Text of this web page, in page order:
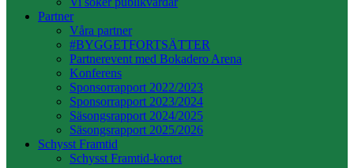
Partner
Våra partner
#BYGGETFORTSÄTTER
Partnerevent med Bokadero Arena
Konferens
Sponsorrapport 2022/2023
Sponsorrapport 2023/2024
Säsongsrapport 2024/2025
Säsongsrapport 2025/2026
Schysst Framtid
Schysst Framtid-kortet